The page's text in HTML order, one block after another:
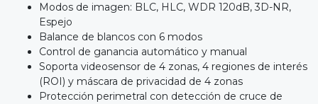
Modos de imagen: BLC, HLC, WDR 120dB, 3D-NR,
Espejo
Balance de blancos con 6 modos
Control de ganancia automático y manual
Soporta videosensor de 4 zonas, 4 regiones de interés
(ROI) y máscara de privacidad de 4 zonas
Protección perimetral con detección de cruce de